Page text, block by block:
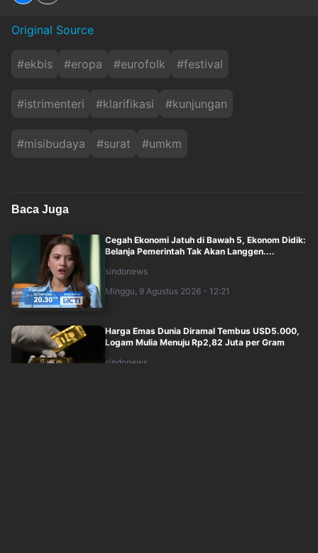
Original Source
#ekbis #eropa #eurofolk #festival
#istrimenteri #klarifikasi #kunjungan
#misibudaya #surat #umkm
Baca Juga
Cegah Ekonomi Jatuh di Bawah 5, Ekonom Didik:
Belanja Pemerintah Tak Akan Langgen....
sindonews
Minggu, 9 Agustus 2026 - 12:21
Harga Emas Dunia Diramal Tembus USD5.000,
Logam Mulia Menuju Rp2,82 Juta per Gram
sindonews